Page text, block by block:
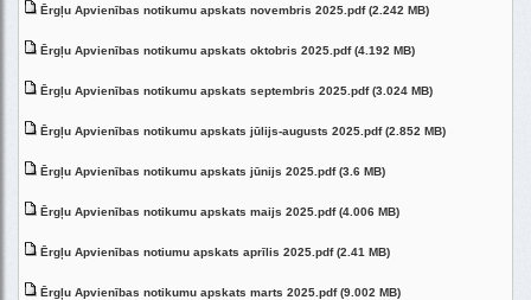
Ērgļu Apvienības notikumu apskats novembris 2025.pdf (2.242 MB)
Ērgļu Apvienības notikumu apskats oktobris 2025.pdf (4.192 MB)
Ērgļu Apvienības notikumu apskats septembris 2025.pdf (3.024 MB)
Ērgļu Apvienības notikumu apskats jūlijs-augusts 2025.pdf (2.852 MB)
Ērgļu Apvienības notikumu apskats jūnijs 2025.pdf (3.6 MB)
Ērgļu Apvienības notikumu apskats maijs 2025.pdf (4.006 MB)
Ērgļu Apvienības notiumu apskats aprīlis 2025.pdf (2.41 MB)
Ērgļu Apvienības notikumu apskats marts 2025.pdf (9.002 MB)